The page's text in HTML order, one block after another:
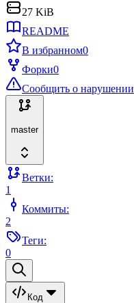
27 KiB
README
В избранном0
Форки0
Сообщить о нарушении
master
Ветки:
1
Коммиты:
2
Теги:
0
Код